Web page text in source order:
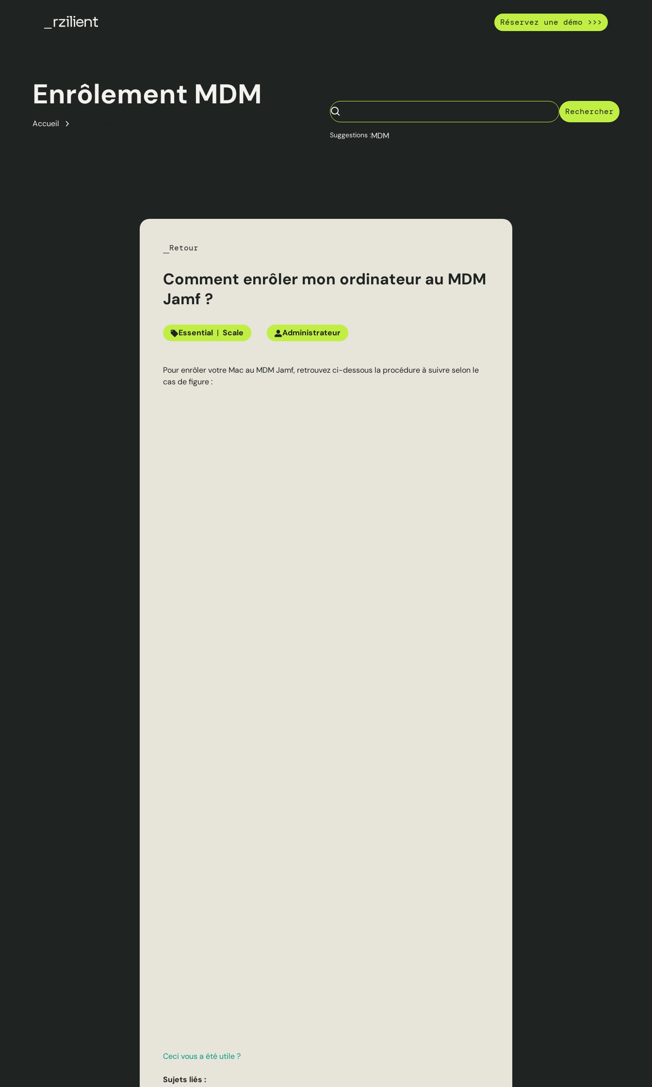
Réservez une démo >>>
Enrôlement MDM
Accueil
Suggestions :MDM
Retour
Comment enrôler mon ordinateur au MDM
Jamf ?
Essential | Scale Administrateur
Pour enrôler votre Mac au MDM Jamf, retrouvez ci-dessous la procédure à suivre selon le
cas de figure :
Ceci vous a été utile ?
Sujets liés :